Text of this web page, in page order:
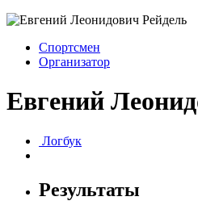
Спортсмен
Организатор
Евгений
Логбук
Результаты